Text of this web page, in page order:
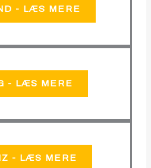
- LÆS MERE
- LÆS MERE
- LÆS MERE